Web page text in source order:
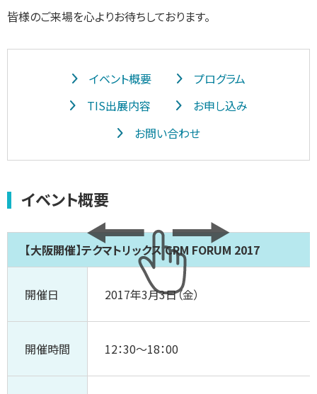
皆様のご来場を心よりお待ちしております。
イベント概要
プログラム
TIS出展内容
お申し込み
お問い合わせ
イベント概要
【大阪開催】テクマトリックス CRM FORUM 2017
開催日 2017年3月3日（金）
開催時間 12：30～18：00